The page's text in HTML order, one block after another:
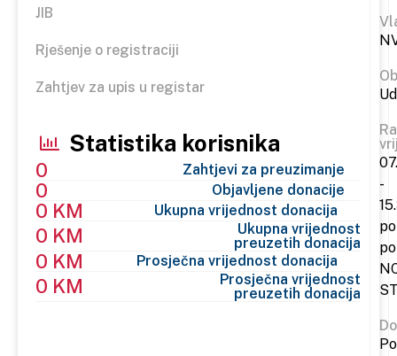
JIB
Rješenje o registraciji
Zahtjev za upis u registar
Statistika korisnika
0 Zahtjevi za preuzimanje
0 Objavljene donacije
0 KM Ukupna vrijednost donacija
0 KM
Ukupna vrijednost
preuzetih donacija
0 KM Prosječna vrijednost donacija
0 KM
Prosječna vrijednost
preuzetih donacija
-
po